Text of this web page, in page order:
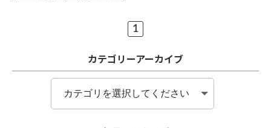
1
カテゴリーアーカイブ